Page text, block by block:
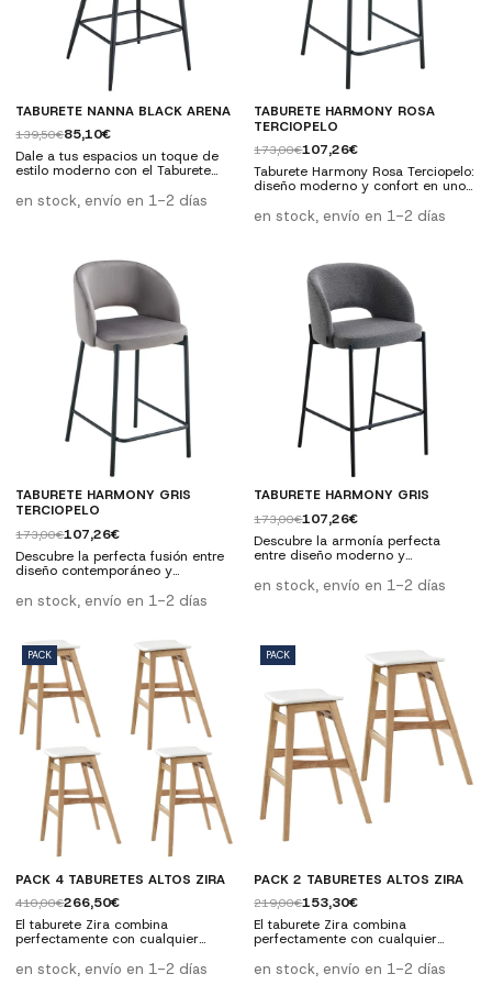
TABURETE NANNA BLACK ARENA
139,50€85,10€
Dale a tus espacios un toque de
estilo moderno con el Taburete
limpio y contemporáneo, junto con
su tapizado en tono arena, lo
del hogar, incluyendo ambientes
profesionales. Es una pieza
funcional que no sacrifica la
estética. Características Técnicas:
en stock, envío en 1-2 días
TABURETE HARMONY ROSA
TERCIOPELO
173,00€107,26€
Taburete Harmony Rosa Terciopelo:
diseño moderno y confort en uno.
estructura resistente, perfecto
para cualquier espacio. Ideal para
cm Ancho: 54 cm Altura: 95 cm
Material: Terciopelo rosa, madera
contrachapada y espuma Patas:
Metal negro
en stock, envío en 1-2 días
TABURETE HARMONY GRIS
TERCIOPELO
173,00€107,26€
Descubre la perfecta fusión entre
diseño contemporáneo y
Harmony Gris Terciopelo. Su
elegante estética y materiales de
ideal para agregar un toque de
sofisticación a cualquier espacio.
Tapizado en terciopelo gris y con
una estructura robusta, este
taburete no solo destaca por su
presencia, sino...
en stock, envío en 1-2 días
TABURETE HARMONY GRIS
173,00€107,26€
Descubre la armonía perfecta
entre diseño moderno y
Harmony Gris. Su estética elegante
y materiales de calidad lo
tono gris y con estructura
resistente, este taburete destaca
tanto por su presencia como por
su funcionalidad. Ideal para...
en stock, envío en 1-2 días
PACK
PACK 4 TABURETES ALTOS ZIRA
410,00€266,50€
El taburete Zira combina
perfectamente con cualquier
escandinavo, este taburete está
en stock, envío en 1-2 días
PACK
PACK 2 TABURETES ALTOS ZIRA
219,00€153,30€
El taburete Zira combina
perfectamente con cualquier
escandinavo, este taburete está
en stock, envío en 1-2 días